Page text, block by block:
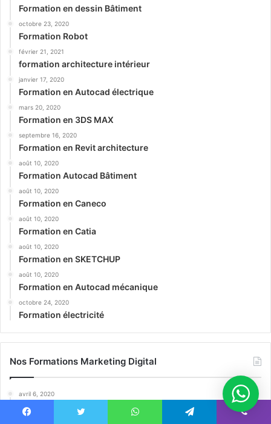
Formation en dessin Bâtiment
octobre 23, 2020
Formation Robot
février 21, 2021
formation architecture intérieur
janvier 17, 2020
Formation en Autocad électrique
mars 20, 2020
Formation en 3DS MAX
septembre 16, 2020
Formation en Revit architecture
août 10, 2020
Formation Autocad Bâtiment
août 10, 2020
Formation en Caneco
août 10, 2020
Formation en Catia
août 10, 2020
Formation en SKETCHUP
août 10, 2020
Formation en Autocad mécanique
octobre 24, 2020
Formation électricité
Nos Formations Marketing Digital
avril 6, 2020
ouvrir un projet e commerce